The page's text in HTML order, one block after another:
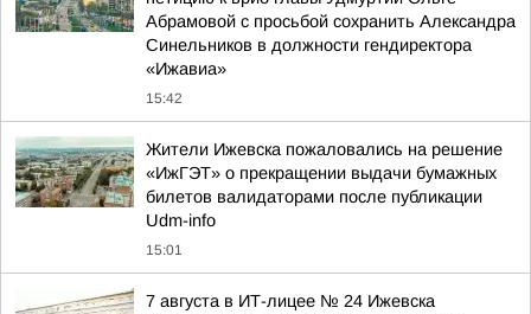
Абрамовой с просьбой сохранить Александра
Синельников в должности гендиректора
«Ижавиа»
15:42
Жители Ижевска пожаловались на решение
«ИжГЭТ» о прекращении выдачи бумажных
билетов валидаторами после публикации
Udm-info
15:01
7 августа в ИТ-лицее № 24 Ижевска